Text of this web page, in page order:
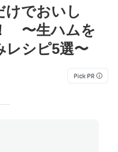
けでおいし
〜生ハムを
レシピ5選〜